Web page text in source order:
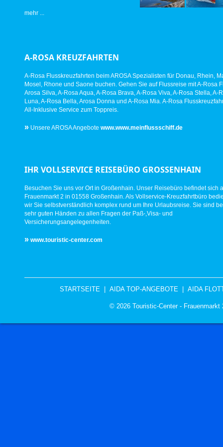
mehr ...
A-ROSA KREUZFAHRTEN
A-Rosa Flusskreuzfahrten beim AROSA Spezialisten für Donau, Rhein,
Mosel, Rhone und Saone buchen. Gehen Sie auf Flussreise mit A-Rosa
Arosa Silva, A-Rosa Aqua, A-Rosa Brava, A-Rosa Viva, A-Rosa Stella, A-
Luna, A-Rosa Bella, Arosa Donna und A-Rosa Mia. A-Rosa
All-Inklusive Service zum Toppreis.
» Unsere AROSA Angebote www.www.meinflussschiff.de
IHR VOLLSERVICE REISEBÜRO GROSSENHAIN
Besuchen Sie uns vor Ort in Großenhain. Unser Reisebüro befindet sich
Frauenmarkt 2 in 01558 Großenhain. Als Vollservice-Kreuzfahrtbüro
wir Sie selbstverständlich komplex rund um Ihre Urlaubsreise. Sie sind
sehr guten Händen zu allen Fragen der Paß-,Visa- und
Versicherungsangelegenheiten.
» www.touristic-center.com
STARTSEITE| AIDA TOP-ANGEBOTE| AIDA
© 2026 Touristic-Center -